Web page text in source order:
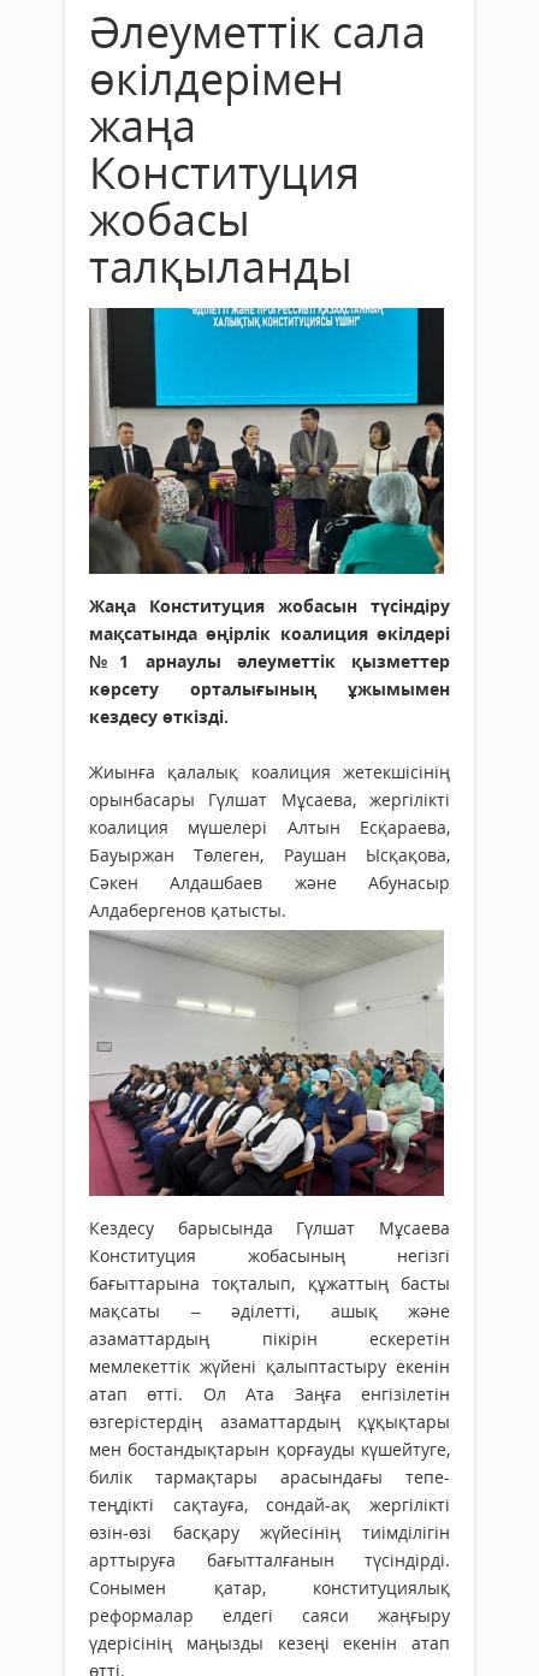
Әлеуметтік сала
өкілдерімен
жаңа
Конституция
жобасы
талқыланды
Жаңа Конституция жобасын түсіндіру
мақсатында өңірлік коалиция өкілдері
№1 арнаулы әлеуметтік қызметтер
көрсету орталығының ұжымымен
кездесу өткізді.
Жиынға қалалық коалиция жетекшісінің
орынбасары Гүлшат Мұсаева, жергілікті
коалиция мүшелері Алтын Есқараева,
Бауыржан Төлеген, Раушан Ысқақова,
Сәкен Алдашбаев және Абунасыр
Алдабергенов қатысты.
Кездесу барысында Гүлшат Мұсаева
Конституция жобасының негізгі
бағыттарына тоқталып, құжаттың басты
мақсаты – әділетті, ашық және
азаматтардың пікірін ескеретін
мемлекеттік жүйені қалыптастыру екенін
атап өтті. Ол Ата Заңға енгізілетін
өзгерістердің азаматтардың құқықтары
мен бостандықтарын қорғауды күшейтуге,
билік тармақтары арасындағы тепе-
теңдікті сақтауға, сондай-ақ жергілікті
өзін-өзі басқару жүйесінің тиімділігін
арттыруға бағытталғанын түсіндірді.
Сонымен қатар, конституциялық
реформалар елдегі саяси жаңғыру
үдерісінің маңызды кезеңі екенін атап
өтті.